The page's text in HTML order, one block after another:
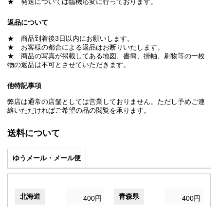
返品について
★ 商品到着後3日以内にお願いします。
★ お客様の都合による返品はお断りいたします。
★ 商品の写真が掲載してある地図、書簡、掛軸、刷物等の一枚
物の返品は不可とさせていただきます。
他特記事項
弊店は通常の店舗としては営業しておりません。ただし予めご連
絡いただければご希望の品の閲覧を承ります。
送料について
ゆうメール・メール便
北海道 400円 青森県 400円